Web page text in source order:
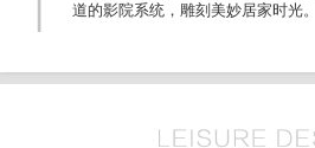
道的影院系统，雕刻美妙居家时光。